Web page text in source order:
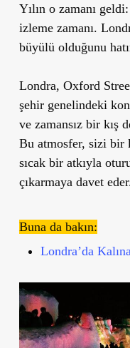
Yılın o zamanı geldi:
izleme zamanı.
büyülü olduğunu
Londra, Oxford
şehir genelindeki
ve zamansız bir kış
Bu atmosfer, sizi bir
sıcak bir atkıyla
çıkarmaya davet
Buna da bakın:
Londra’da